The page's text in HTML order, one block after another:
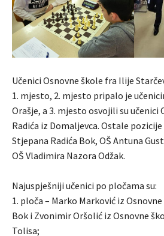
Učenici Osnovne škole fra Ilije
1. mjesto, 2. mjesto pripalo je
Orašje, a 3. mjesto osvojili su učenici
Radića iz Domaljevca. Ostale pozicije
Stjepana Radića Bok, OŠ Antuna
OŠ Vladimira Nazora Odžak.
Najuspješniji učenici po pločama su:
1. ploča – Marko Marković iz
Bok i Zvonimir Oršolić iz Osnovne
Tolisa;